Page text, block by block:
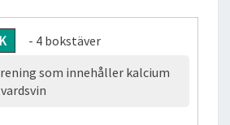
K
- 4 bokstäver
som innehåller kalcium